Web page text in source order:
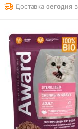
Доставкасегодня